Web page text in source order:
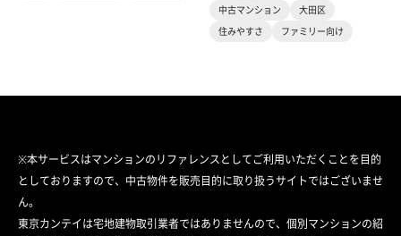
中古マンション
大田区
住みやすさ
ファミリー向け
※本サービスはマンションのリファレンスとしてご利用いただくことを目的
としておりますので、中古物件を販売目的に取り扱うサイトではございませ
ん。
東京カンテイは宅地建物取引業者ではありませんので、個別マンションの紹